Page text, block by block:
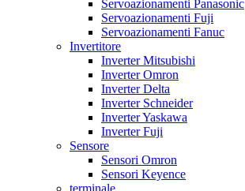
Servoazionamenti Panasonic
Servoazionamenti Fuji
Servoazionamenti Fanuc
Invertitore
Inverter Mitsubishi
Inverter Omron
Inverter Delta
Inverter Schneider
Inverter Yaskawa
Inverter Fuji
Sensore
Sensori Omron
Sensori Keyence
terminale